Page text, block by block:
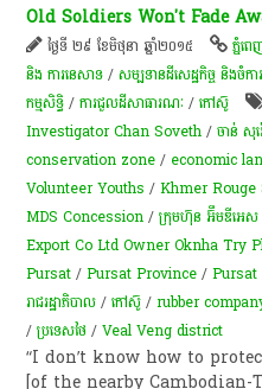
Old Soldiers Won't Fade
ថ្ងៃទី ២៩ ខែមិថុនា ឆ្នាំ២០១៥ ភ្នំព
និង​ ការ​នេ​សាទ​ /សម្បទានដីសេដ្ឋកិច្ច និងចំការ
កម្មសិទ្ធិ​ /ការជួលដីសាធារណៈ /​កៅស៊ូ​
Investigator Chan Soveth /ចាន់ សុ
conservation zone / economic
Volunteer Youths /Khmer Rouge
MDS Concession /ក្រុមហ៊ុន អ៊ឹមឌីអ
Export Co Ltd Owner Oknha Try
Pursat /Pursat Province /
រាជរដ្ឋាភិបាល /កៅស៊ូ /rubber
/ប្រទេសថៃ /Veal Veng district
“I don’t know how to
[of the nearby